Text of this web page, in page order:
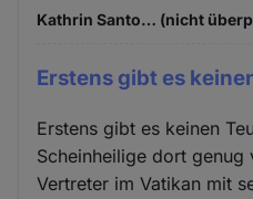
Kathrin Santo… (nicht
Erstens gibt es
Erstens gibt es keinen
Scheinheilige dort
Vertreter im Vatikan mit